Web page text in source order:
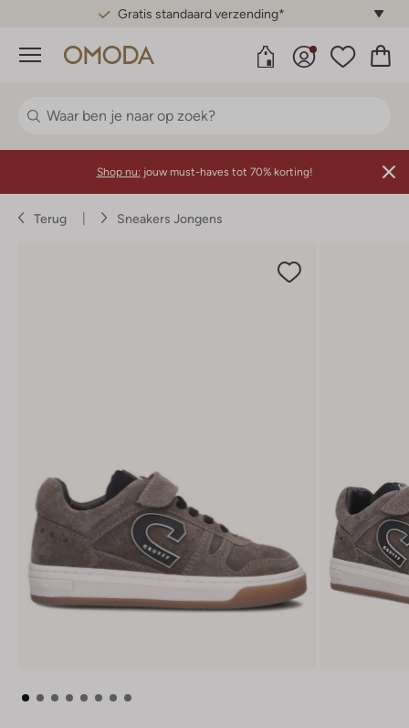
Gratis standaard verzending*
Menu
Shop nu: jouw must-haves tot 70% korting!
Terug Sneakers Jongens